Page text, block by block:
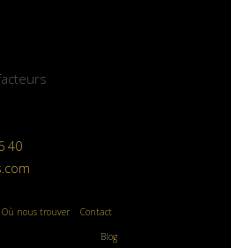
40
Où nous trouver
Contact
Blog